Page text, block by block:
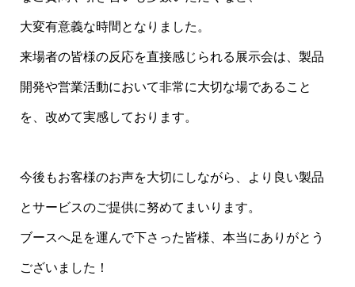
大変有意義な時間となりました。
来場者の皆様の反応を直接感じられる展示会は、製品
開発や営業活動において非常に大切な場であること
を、改めて実感しております。
今後もお客様のお声を大切にしながら、より良い製品
とサービスのご提供に努めてまいります。
ブースへ足を運んで下さった皆様、本当にありがとう
ございました！